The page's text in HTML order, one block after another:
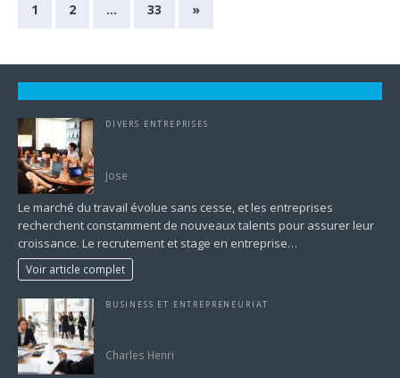
1 2 … 33 »
DIVERS ENTREPRISES
Jose
Le marché du travail évolue sans cesse, et les entreprises
recherchent constamment de nouveaux talents pour assurer leur
croissance. Le recrutement et stage en entreprise…
Voir article complet
BUSINESS ET ENTREPRENEURIAT
Charles Henri